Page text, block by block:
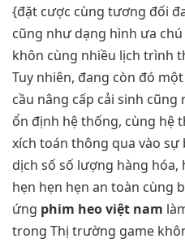
{đặt cược cùng tương đối
cũng như dạng hình ưa
khôn cùng nhiều lịch trình
Tuy nhiên, đang còn đó
cầu nâng cấp cải sinh
ổn định hệ thống, cùng hệ
xích toán thông qua vào
dịch số số lượng hàng hóa,
hẹn hẹn hẹn an toàn cùng
ứng phim heo việt nam
trong Thị trường game